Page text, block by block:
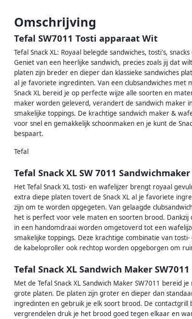
Omschrijving
Tefal SW7011 Tosti apparaat Wit
Tefal Snack XL: Royaal belegde sandwiches, tosti's,
Geniet van een heerlijke sandwich, precies zoals jij dat
platen zijn breder en dieper dan klassieke sandwiches
al je favoriete ingredinten. Van een clubsandwiches
Snack XL bereid je op perfecte wijze alle soorten en
maker worden geleverd, verandert de sandwich maker
smakelijke toppings. De krachtige sandwich maker &
voor snel en gemakkelijk schoonmaken en je kunt de
bespaart.
Tefal
Tefal Snack XL SW 7011 Sandwichmaker
Het Tefal Snack XL tosti- en wafelijzer brengt royaal
extra diepe platen tovert de Snack XL al je favoriete
zijn om te worden opgegeten. Van gelaagde
het is perfect voor vele maten en soorten brood.
in een handomdraai worden omgetoverd tot een
smakelijke toppings. Deze krachtige combinatie van
de kabeloproller ook rechtop worden opgeborgen om
Tefal Snack XL Sandwich Maker SW7011
Met de Tefal Snack XL Sandwich Maker SW7011 bereid
grote platen. De platen zijn groter en dieper dan
ingredinten en gebruik je elk soort brood. De
vergrendelen druk je het brood goed tegen elkaar en